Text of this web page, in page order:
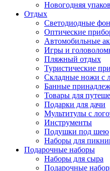
Новогодняя
Отдых
Светодиодные
Оптические
Автомобильные
Игры и
Пляжный отдых
Туристические
Складные ножи с
Банные
Товары для
Подарки для дачи
Мультитулы с
Инструменты
Подушки под шею
Наборы для
Подарочные наборы
Наборы для сыра
Подарочные